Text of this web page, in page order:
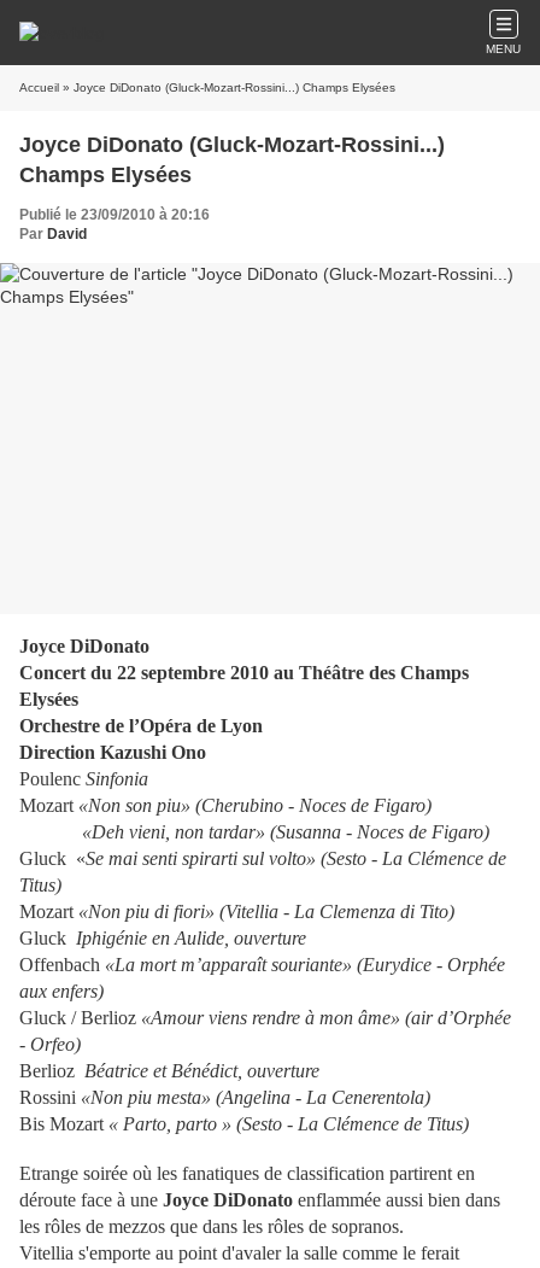
MENU
Accueil » Joyce DiDonato (Gluck-Mozart-Rossini...) Champs Elysées
Joyce DiDonato (Gluck-Mozart-Rossini...)
Champs Elysées
Publié le 23/09/2010 à 20:16
Par David
Joyce DiDonato
Concert du 22 septembre 2010 au Théâtre des Champs
Elysées
Orchestre de l’Opéra de Lyon
Direction Kazushi Ono
Poulenc Sinfonia
Mozart «Non son piu» (Cherubino - Noces de Figaro)
«Deh vieni, non tardar» (Susanna - Noces de Figaro)
Gluck «Se mai senti spirarti sul volto» (Sesto - La Clémence de
Titus)
Mozart «Non piu di fiori» (Vitellia - La Clemenza di Tito)
Gluck Iphigénie en Aulide, ouverture
Offenbach «La mort m’apparaît souriante» (Eurydice - Orphée
aux enfers)
Gluck / Berlioz «Amour viens rendre à mon âme» (air d’Orphée
- Orfeo)
Berlioz Béatrice et Bénédict, ouverture
Rossini «Non piu mesta» (Angelina - La Cenerentola)
Bis Mozart « Parto, parto » (Sesto - La Clémence de Titus)
Etrange soirée où les fanatiques de classification partirent en
déroute face à une Joyce DiDonato enflammée aussi bien dans
les rôles de mezzos que dans les rôles de sopranos.
Vitellia s'emporte au point d'avaler la salle comme le ferait